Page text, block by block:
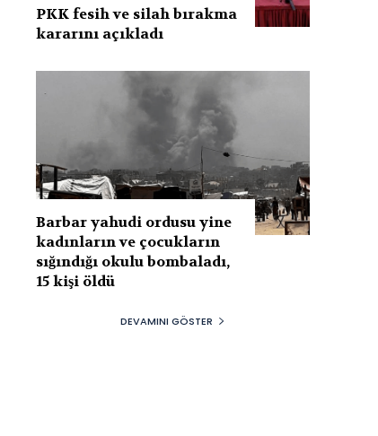
PKK fesih ve silah bırakma
kararını açıkladı
Barbar yahudi ordusu yine
kadınların ve çocukların
sığındığı okulu bombaladı,
15 kişi öldü
DEVAMINI GÖSTER